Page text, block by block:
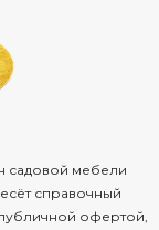
садовой мебели
справочный
офертой,